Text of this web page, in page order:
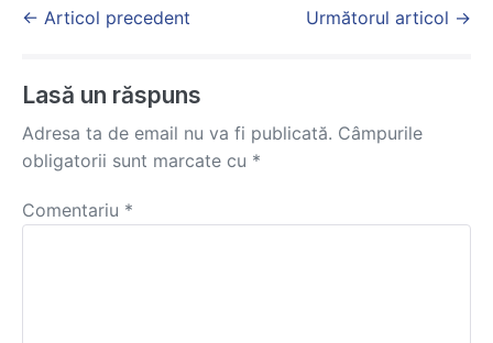
Post
← Articol precedent Următorul articol →
Lasă un răspuns
Adresa ta de email nu va fi publicată. Câmpurile
obligatorii sunt marcate cu *
Comentariu *